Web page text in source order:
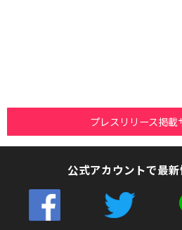
プレスリリース掲載
公式アカウントで最新